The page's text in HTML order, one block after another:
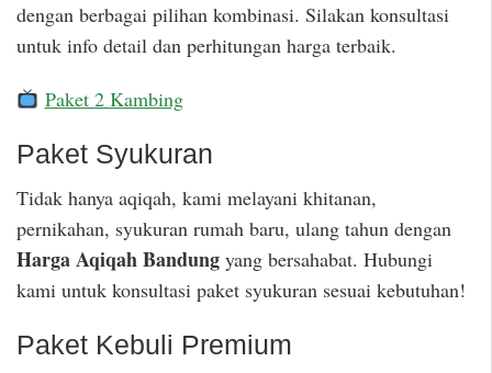
dengan berbagai pilihan kombinasi. Silakan konsultasi
untuk info detail dan perhitungan harga terbaik.
Paket 2 Kambing
Paket Syukuran
Tidak hanya aqiqah, kami melayani khitanan,
pernikahan, syukuran rumah baru, ulang tahun dengan
Harga Aqiqah Bandung yang bersahabat. Hubungi
kami untuk konsultasi paket syukuran sesuai kebutuhan!
Paket Kebuli Premium